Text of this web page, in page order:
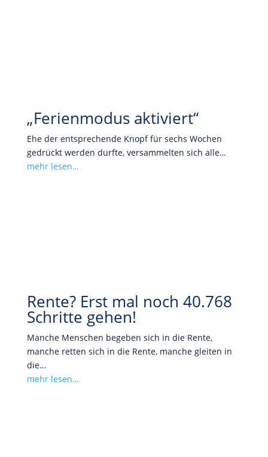
„Ferienmodus aktiviert“
Ehe der entsprechende Knopf für sechs Wochen
gedrückt werden durfte, versammelten sich alle…
mehr lesen…
Rente? Erst mal noch 40.768
Schritte gehen!
Manche Menschen begeben sich in die Rente,
manche retten sich in die Rente, manche gleiten in
die…
mehr lesen…